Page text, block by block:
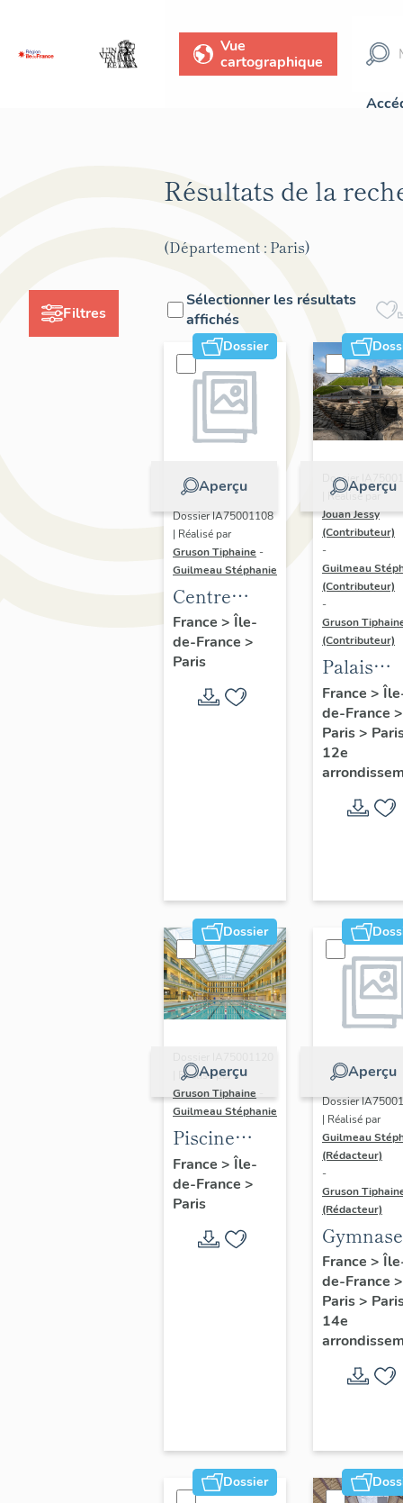
Vue
cartographique
Filtres
Résultats de la
(Département : Paris)
Sélectionner les résultats
affichés
Dossier
Aperçu
Dossier IA75001108
| Réalisé par
Gruson Tiphaine -
Guilmeau Stéphanie
Centre
sportif Léo-
Lagrange
France > Île-
de-France >
Paris
Aperçu
Dossier
| Réalisé par
Jouan Jessy
(Contributeur)
-
Guilmeau
(Contributeur)
-
Gruson
(Contributeur)
Palais
de Paris-
Bercy,
Accor
hôtels
France >
de-France >
Paris>
12e
Dossier
Aperçu
| Réalisé par
Gruson Tiphaine
Guilmeau Stéphanie
Piscine
Pontoise
France > Île-
de-France >
Paris
Aperçu
Dossier
| Réalisé par
Guilmeau
(Rédacteur)
-
Gruson
(Rédacteur)
Gymnase
France >
de-France >
Paris>
14e
Dossier